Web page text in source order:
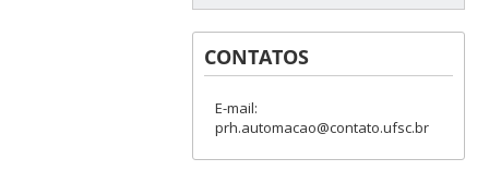
CONTATOS
E-mail:
prh.automacao@contato.ufsc.br